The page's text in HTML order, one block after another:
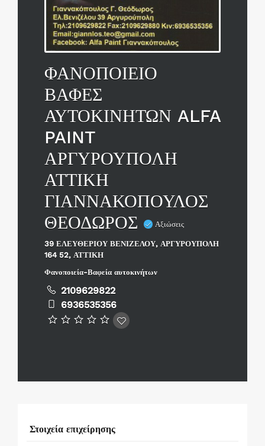
ΦΑΝΟΠΟΙΕΙΟ
ΒΑΦΕΣ
ΑΥΤΟΚΙΝΗΤΩΝ ALFA
PAINT
ΑΡΓΥΡΟΥΠΟΛΗ
ΑΤΤΙΚΗ
ΓΙΑΝΝΑΚΟΠΟΥΛΟΣ
ΘΕΟΔΩΡΟΣ
Αξιώσεις
39 ΕΛΕΥΘΕΡΙΟΥ ΒΕΝΙΖΕΛΟΥ, ΑΡΓΥΡΟΥΠΟΛΗ
164 52, ΑΤΤΙΚΗ
Φανοποιεία-Βαφεία αυτοκινήτων
2109629822
6936535356
Στοιχεία επιχείρησης